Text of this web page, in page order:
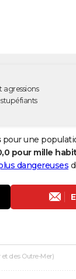
agressions
pour une
pour mille
dangereuses
des Outre-Mer)